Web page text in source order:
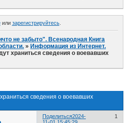
или зарегистрируйтесь.
не забыто". Всенародная Книга
» Информация из Интернет.
храниться сведения о воевавших
сведения о воевавших
Поделиться 1
2024-